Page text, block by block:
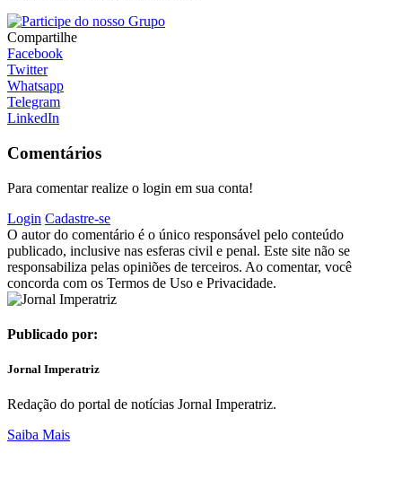
Compartilhe
Facebook
Twitter
Whatsapp
Telegram
LinkedIn
Comentários
Para comentar realize o login em sua conta!
Login Cadastre-se
O autor do comentário é o único responsável pelo conteúdo
publicado, inclusive nas esferas civil e penal. Este site não se
responsabiliza pelas opiniões de terceiros. Ao comentar, você
concorda com os Termos de Uso e Privacidade.
Publicado por:
Jornal Imperatriz
Redação do portal de notícias Jornal Imperatriz.
Saiba Mais